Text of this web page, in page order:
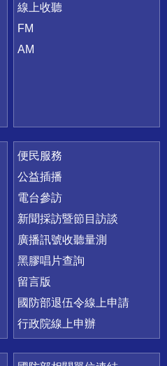
線上收聽
FM
AM
便民服務
公益插播
電台參訪
新聞採訪暨節目訪談
廣播訊號收聽量測
黑膠唱片查詢
留言版
國防部退伍令線上申請
行政院線上申辦